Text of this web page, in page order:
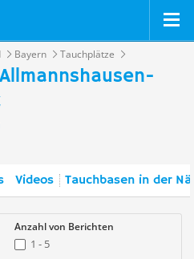
Bayern Tauchplätze
Videos Tauchbasen in der
Anzahl von Berichten
1 - 5